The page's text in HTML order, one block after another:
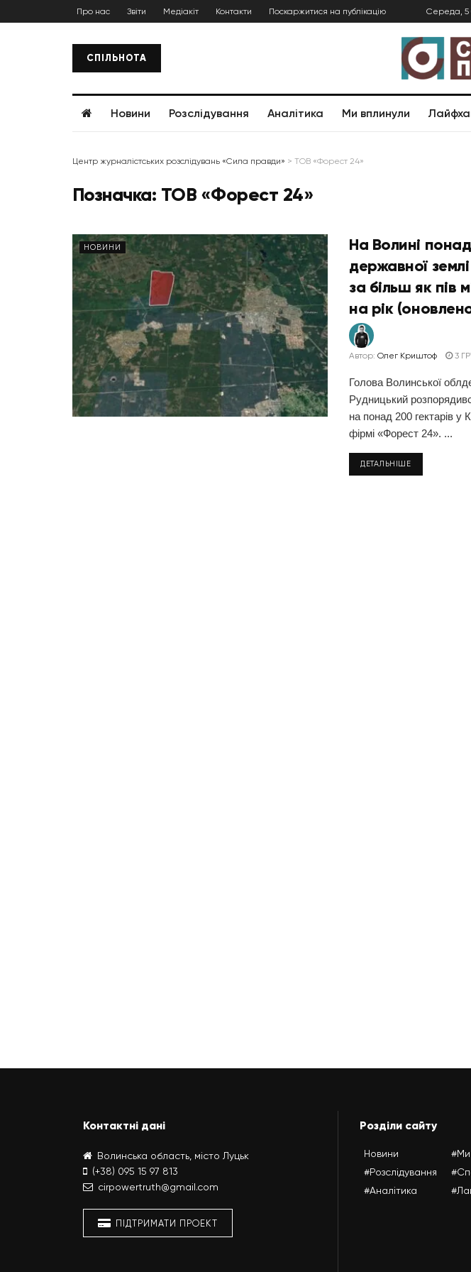
Про нас Звіти Медіакіт Контакти Поскаржитися на публікацію Середа, 5
СПІЛЬНОТА
Новини Розслідування Аналітика Ми вплинули
Центр журналістських розслідувань «Сила правди» > ТОВ «Форест 24»
Позначка: ТОВ «Форест 24»
НОВИНИ
На Волині
державної
за більш як пів
на рік
Автор: Олег Криштоф 3
Голова Волинської
Рудницький
на понад 200 гектарів у
фірмі «Форест 24». ...
ДЕТАЛЬНІШЕ
Контактні дані
Волинська область, місто Луцьк
(+38) 095 15 97 813
cirpowertruth@gmail.com
ПІДТРИМАТИ ПРОЕКТ
Розділи сайту
Новини
#Розслідування
#Аналітика
#Ми